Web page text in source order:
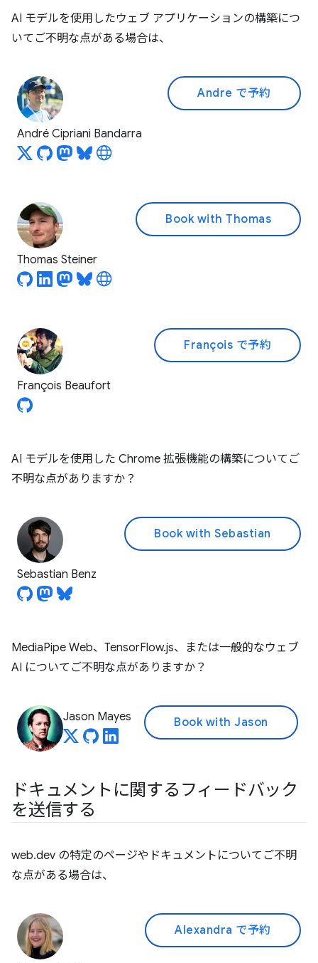
AI モデルを使用したウェブ アプリケーションの構築につ
いてご不明な点がある場合は、
André Cipriani Bandarra
Andre で予約
Thomas Steiner
Book with Thomas
François Beaufort
François で予約
AI モデルを使用した Chrome 拡張機能の構築についてご
不明な点がありますか？
Sebastian Benz
Book with Sebastian
MediaPipe Web、TensorFlow.js、または一般的なウェブ
AI についてご不明な点がありますか？
Jason Mayes Book with Jason
ドキュメントに関するフィードバック
を送信する
web.dev の特定のページやドキュメントについてご不明
な点がある場合は、
Alexandra で予約